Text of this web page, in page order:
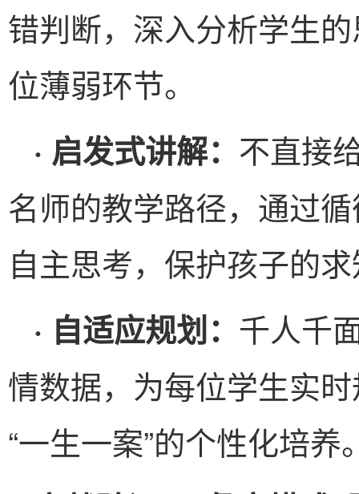
错判断，深入分析学生
位薄弱环节。
· 启发式讲解： 不直接
名师的教学路径，通过
自主思考，保护孩子的
· 自适应规划： 千人千
情数据，为每位学生实
“一生一案”的个性化培养